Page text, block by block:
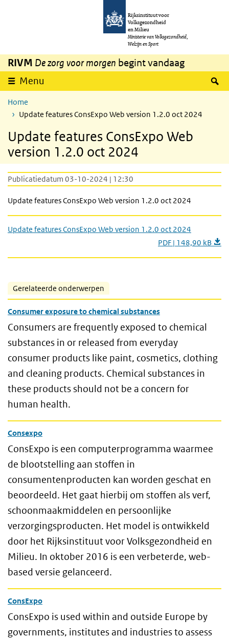
Overslaan en naar de inhoud gaan
Rijksinstituut voor
Volksgezondheid
en Milieu
Ministerie van Volksgezondheid,
Welzijn en Sport
RIVM De zorg voor morgen begint vandaag
Menu
Home
Update features ConsExpo Web version 1.2.0 oct 2024
Update features ConsExpo Web
version 1.2.0 oct 2024
Publicatiedatum 03-10-2024 | 12:30
Update features ConsExpo Web version 1.2.0 oct 2024
Update features ConsExpo Web version 1.2.0 oct 2024
PDF | 148,90 kB
Gerelateerde onderwerpen
Consumer exposure to chemical substances
Consumers are frequently exposed to chemical
substances in or released from everyday
consumer products like paint, cosmetics, clothing
and cleaning products. Chemical substances in
these products should not be a concern for
human health.
Consexpo
ConsExpo is een computerprogramma waarmee
de blootstelling aan stoffen in
consumentenproducten kan worden geschat en
beoordeeld. Het gaat hierbij om stoffen als verf,
schoonmaakmiddelen en persoonlijke
verzorgingsproducten. Het model is ontwikkeld
door het Rijksinstituut voor Volksgezondheid en
Milieu. In oktober 2016 is een verbeterde, web-
based versie gelanceerd.
ConsExpo
ConsExpo is used within and outside Europe by
governments, institutes and industries to assess